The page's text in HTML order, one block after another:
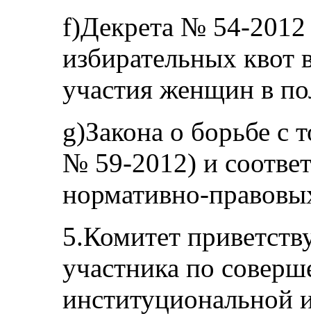
f)Декрета № 54-2012
избирательных квот
участия женщин в
g)Закона о борьбе с
№ 59-2012) и
нормативно-
5.Комитет
участника по
институциональной